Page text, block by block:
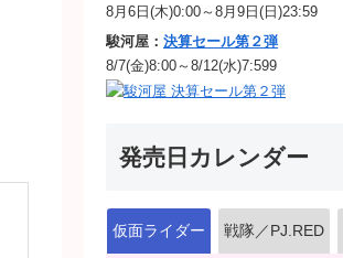
8月6日(木)0:00～8月9日(日)23:59
駿河屋： 決算セール第２弾
8/7(金)8:00～8/12(水)7:599
発売日カレンダー
仮面ライダー 戦隊／PJ.RED